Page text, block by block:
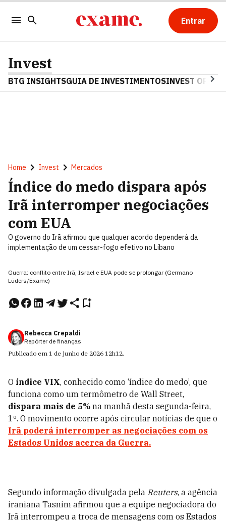
Entrar
Invest
BTG INSIGHTSGUIA DE INVESTIMENTOSINVEST OPINA
Home Invest Mercados
Índice do medo dispara após
Irã interromper negociações
com EUA
O governo do Irã afirmou que qualquer acordo dependerá da
implementação de um cessar-fogo efetivo no Líbano
Guerra: conflito entre Irã, Israel e EUA pode se prolongar (Germano
Lüders/Exame)
Rebecca Crepaldi
Repórter de finanças
Publicado em 1 de junho de 2026 12h12.
O índice VIX, conhecido como ‘índice do medo’, que
funciona como um termômetro de Wall Street,
dispara mais de 5% na manhã desta segunda-feira,
1º. O movimento ocorre após circular notícias de que o
Irã poderá interromper as negociações com os
Estados Unidos acerca da Guerra.
Segundo informação divulgada pela Reuters, a agência
iraniana Tasnim afirmou que a equipe negociadora do
Irã interrompeu a troca de mensagens com os Estados